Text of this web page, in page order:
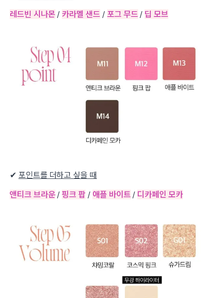
레드빈 시나몬 / 카라멜 샌드 / 포그 무드 / 딥 모브
✔ 포인트를 더하고 싶을 때
앤티크 브라운/핑크 팝 / 애플 바이트 / 디카페인 모카